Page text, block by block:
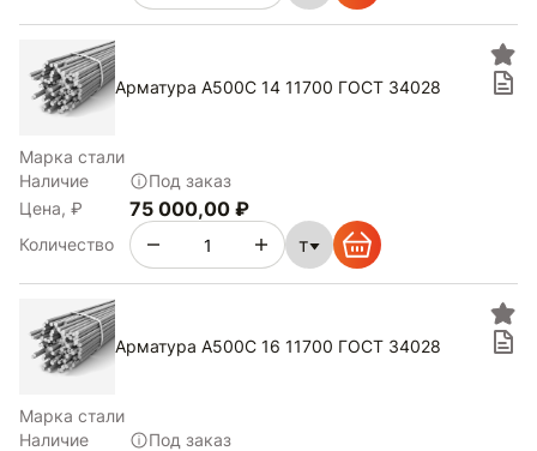
Арматура А500С 14 11700 ГОСТ 34028
Марка стали
Наличие
Под заказ
Цена, ₽
75 000,00 ₽
Количество т
Арматура А500С 16 11700 ГОСТ 34028
Марка стали
Наличие
Под заказ